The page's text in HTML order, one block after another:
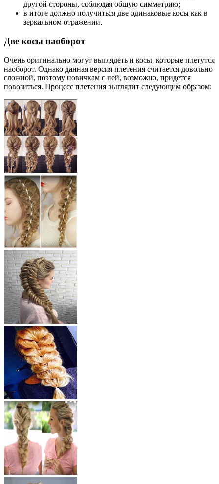
другой стороны, соблюдая общую симметрию;
в итоге должно получиться две одинаковые косы как в
зеркальном отражении.
Две косы наоборот
Очень оригинально могут выглядеть и косы, которые плетутся
наоборот. Однако данная версия плетения считается довольно
сложной, поэтому новичкам с ней, возможно, придется
повозиться. Процесс плетения выглядит следующим образом: